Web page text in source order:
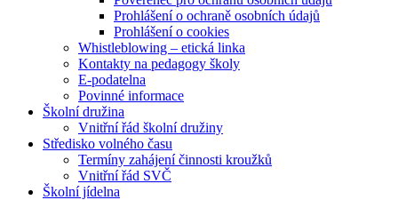
Prohlášení o ochraně osobních údajů
Prohlášení o cookies
Whistleblowing – etická linka
Kontakty na pedagogy školy
E-podatelna
Povinné informace
Školní družina
Vnitřní řád školní družiny
Středisko volného času
Termíny zahájení činnosti kroužků
Vnitřní řád SVČ
Školní jídelna